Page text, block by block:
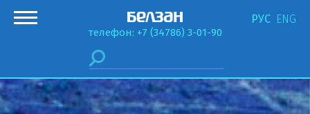
телефон: +7 (34786) 3-01-90
РУС ENG